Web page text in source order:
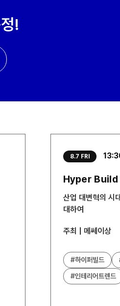
!
8.7 FRI
Hyper
산업 대변혁의 시
대하여
주최 | 메쎄이상
#하이퍼빌드
#인테리어트렌드